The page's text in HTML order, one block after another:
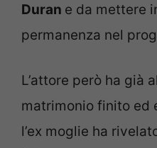
Duran e da mettere
permanenza nel
L’attore però ha già
matrimonio finito ed
l’ex moglie ha